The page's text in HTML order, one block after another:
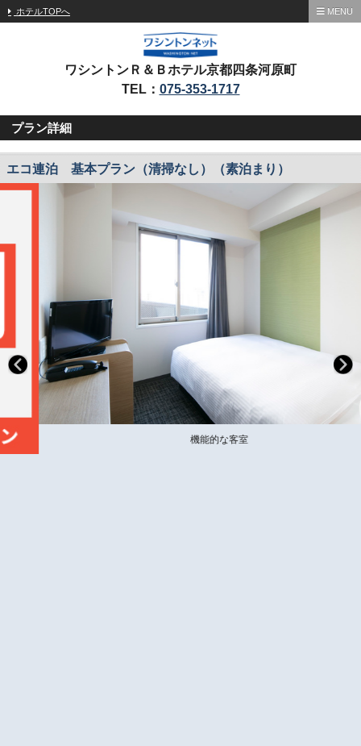
ホテルTOPへ MENU
ワシントンＲ＆Ｂホテル京都四条河原町
TEL： 075-353-1717
プラン詳細
エコ連泊 基本プラン（清掃なし）（素泊まり）
機能的な客室